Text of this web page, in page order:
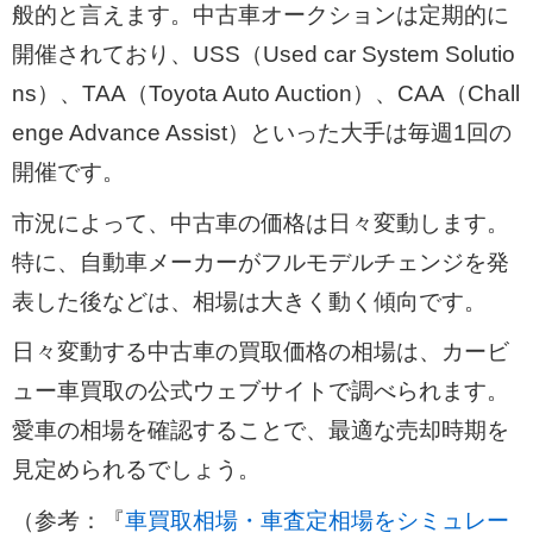
・損しないための準備も重要
車検前の売却、車内清掃、純正品の準備、
売却タイミングを見極めることで査定額ア
ップに繋がる。修理費用は基本的に査定額
に見合わないため控えた方がよい。
般的と言えます。中古車オークションは定期的に
開催されており、USS（Used car System Solutio
ns）、TAA（Toyota Auto Auction）、CAA（Chall
enge Advance Assist）といった大手は毎週1回の
開催です。
市況によって、中古車の価格は日々変動します。
特に、自動車メーカーがフルモデルチェンジを発
表した後などは、相場は大きく動く傾向です。
日々変動する中古車の買取価格の相場は、カービ
ュー車買取の公式ウェブサイトで調べられます。
愛車の相場を確認することで、最適な売却時期を
見定められるでしょう。
（参考：『車買取相場・車査定相場をシミュレー